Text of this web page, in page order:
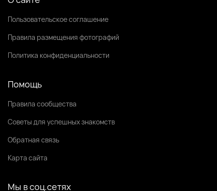
Пользовательское соглашение
Правила размещения фотографий
Политика конфиденциальности
Помощь
Правила сообщества
Советы для успешных знакомств
Обратная связь
Карта сайта
Мы в соц.сетях